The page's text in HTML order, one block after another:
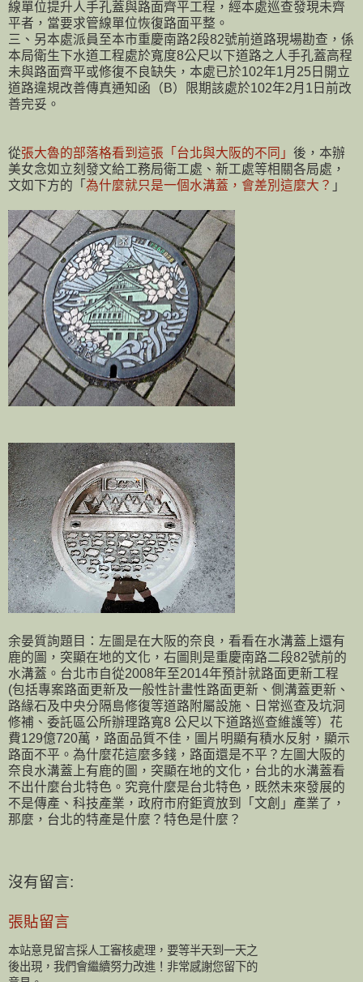
線單位提升人手孔蓋與路面齊平工程，經本處巡查發現未齊
平者，當要求管線單位恢復路面平整。
三、另本處派員至本市重慶南路2段82號前道路現場勘查，係
本局衛生下水道工程處於寬度8公尺以下道路之人手孔蓋高程
未與路面齊平或修復不良缺失，本處已於102年1月25日開立
道路違規改善傳真通知函（B）限期該處於102年2月1日前改
善完妥。
從張大魯的部落格看到這張「台北與大阪的不同」 後，本辦
美女念如立刻發文給工務局衛工處、新工處等相關各局處，
文如下方的「 為什麼就只是一個水溝蓋，會差別這麼大？ 」
余晏質詢題目：左圖是在大阪的奈良，看看在水溝蓋上還有
鹿的圖，突顯在地的文化，右圖則是重慶南路二段82號前的
水溝蓋。台北市自從2008年至2014年預計就路面更新工程
(包括專案路面更新及一般性計畫性路面更新、側溝蓋更新、
路緣石及中央分隔島修復等道路附屬設施、日常巡查及坑洞
修補、委託區公所辦理路寬8 公尺以下道路巡查維護等）花
費129億720萬，路面品質不佳，圖片明顯有積水反射，顯示
路面不平。為什麼花這麼多錢，路面還是不平？左圖大阪的
奈良水溝蓋上有鹿的圖，突顯在地的文化，台北的水溝蓋看
不出什麼台北特色。究竟什麼是台北特色，既然未來發展的
不是傳產、科技產業，政府市府鉅資放到「文創」產業了，
那麼，台北的特產是什麼？特色是什麼？
沒有留言:
張貼留言
本站意見留言採人工審核處理，要等半天到一天之
後出現，我們會繼續努力改進！非常感謝您留下的